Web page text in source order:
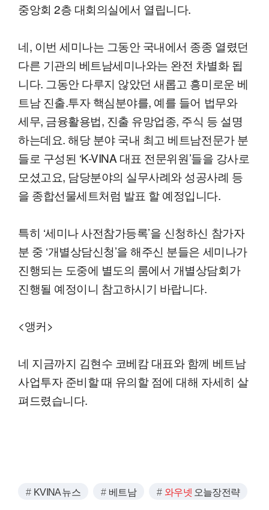
중앙회 2층 대회의실에서 열립니다.
네, 이번 세미나는 그동안 국내에서 종종 열렸던
다른 기관의 베트남세미나와는 완전 차별화 됩
니다. 그동안 다루지 않았던 새롭고 흥미로운 베
트남 진출.투자 핵심분야를, 예를 들어 법무와
세무, 금융활용법, 진출 유망업종, 주식 등 설명
하는데요. 해당 분야 국내 최고 베트남전문가 분
들로 구성된 ‘K-VINA 대표 전문위원’들을 강사로
모셨고요, 담당분야의 실무사례와 성공사례 등
을 종합선물세트처럼 발표 할 예정입니다.
특히 ‘세미나 사전참가등록’을 신청하신 참가자
분 중 ‘개별상담신청’을 해주신 분들은 세미나가
진행되는 도중에 별도의 룸에서 개별상담회가
진행될 예정이니 참고하시기 바랍니다.
<앵커>
네 지금까지 김현수 코베캄 대표와 함께 베트남
사업투자 준비할 때 유의할 점에 대해 자세히 살
펴드렸습니다.
KVINA 뉴스 베트남 와우넷 오늘장전략